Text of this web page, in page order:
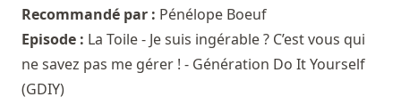
Recommandé par : Pénélope Boeuf
Episode : La Toile - Je suis ingérable ? C’est vous qui
ne savez pas me gérer ! - Génération Do It Yourself
(GDIY)